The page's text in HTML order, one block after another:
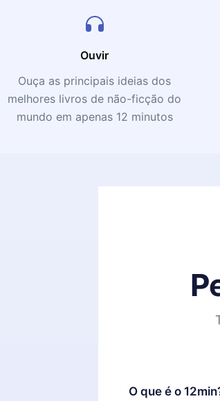
Ouvir
Ouça as principais ideias dos
melhores livros de não-ficção do
mundo em apenas 12 minutos
O que é o